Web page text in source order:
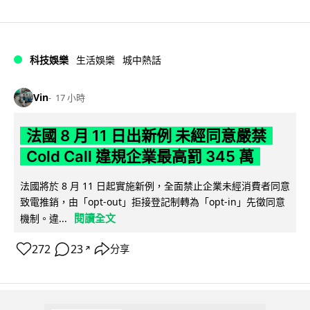
科技娛樂 生活娛樂 城中熱話
Vin 17 小時
法國 8 月 11 日出新例 未經同意嚴禁
Cold Call 違規企業最高罰 345 萬
法國將於 8 月 11 日起實施新例，全面禁止企業未經消費者同意
致電推銷，由「opt-out」拒接登記制轉為「opt-in」先徵同意
機制。違...
閱讀全文
272 23 ↗ 分享